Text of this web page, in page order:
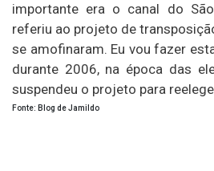
importante era o canal do
referiu ao projeto de
se amofinaram. Eu vou fazer
durante 2006, na época das
suspendeu o projeto para
Fonte: Blog de Jamildo